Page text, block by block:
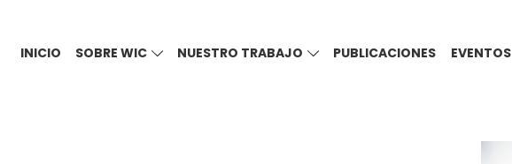
INICIO SOBRE WIC NUESTRO TRABAJO PUBLICACIONES EVENTOS